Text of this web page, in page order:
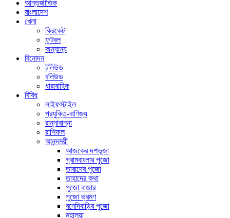
আন্তর্জাতিক
বাংলাদেশ
খেলা
ক্রিকেট
ফুটবল
অন্যান্য
বিনোদন
টলিউড
বলিউড
ধারাবাহিক
বিবিধ
লাইফস্টাইল
প্রযুক্তি-বাণিজ্য
রান্নাবান্না
রাশিফল
আনন্দময়ী
আজকের দশভূজা
গ্রামবাংলার পুজো
তারাদের পুজো
তাহাদের কথা
পুজো বাজার
পুজো ভ্রমণ
বনেদিবাড়ির পুজো
মহালয়া